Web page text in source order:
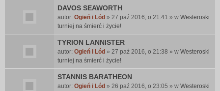
DAVOS SEAWORTH
autor: Ogień i Lód » 27 paź 2016, o 21:41 » w Westeroski
turniej na śmierć i życie!
TYRION LANNISTER
autor: Ogień i Lód » 27 paź 2016, o 21:38 » w Westeroski
turniej na śmierć i życie!
STANNIS BARATHEON
autor: Ogień i Lód » 26 paź 2016, o 23:05 » w Westeroski